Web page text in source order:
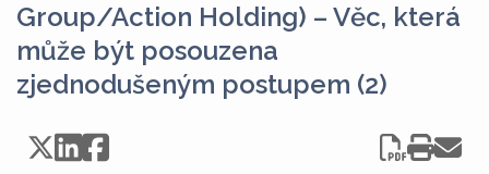
Group/Action Holding) – Věc, která
může být posouzena
zjednodušeným postupem (2)